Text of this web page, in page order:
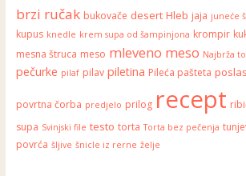
brzi ručak bukovače desert Hleb jaja juneće
kupus knedle krem supa od šampinjona krompir
mesna štruca meso mleveno meso Najbrža
pečurke pilaf pilav piletina Pileća pašteta
povrtna čorba predjelo prilog recept
supa Svinjski file testo torta Torta bez pečenja
povrća šljive šnicle iz rerne želje